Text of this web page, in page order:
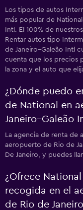
Los tipos de autos
más popular de
Intl. El 100% de
Rentar autos tipo
de Janeiro–Galeão Intl
cuenta que los precios
la zona y el auto que
¿Dónde puedo
de National en
Janeiro–Galeão
La agencia de renta de
aeropuerto de Rio de
De Janeiro, y puedes
¿Ofrece
recogida en el
de Rio de